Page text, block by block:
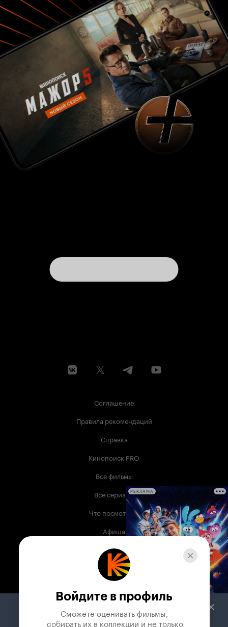
Соглашение
Правила рекомендаций
Справка
Кинопоиск PRO
Все фильмы
Все сериалы
Что посмотреть
Афиша
Музыка
Телепрограмма
Служба поддержки
РЕКЛАМА
Войдите в профиль
Сможете оценивать фильмы,
собирать их в коллекции и не только